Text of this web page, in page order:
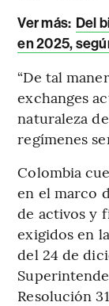
Ver más: Del
en 2025,
“De tal
exchanges
naturaleza
regímenes
Colombia
en el marco
de activos y
exigidos en
del 24 de
Resolución